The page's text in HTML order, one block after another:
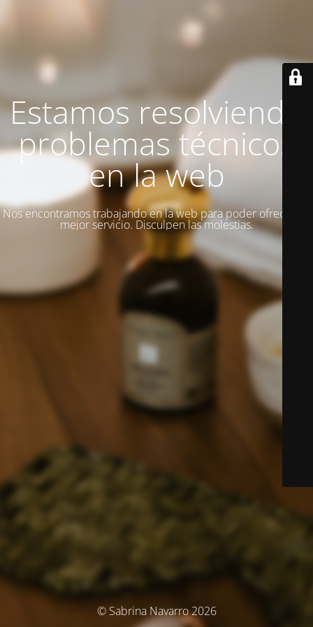
Estamos resolviendo
problemas técnicos
en la web
Nos encontramos trabajando en la web para poder ofrecer un
mejor servicio. Disculpen las molestias.
© Sabrina Navarro 2026